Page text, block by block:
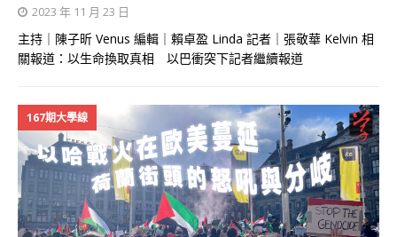
2023 年 11 月 23 日
主持｜陳子昕 Venus 編輯｜賴卓盈 Linda 記者｜張敬華 Kelvin 相
關報道：以生命換取真相 以巴衝突下記者繼續報道
167期大學線